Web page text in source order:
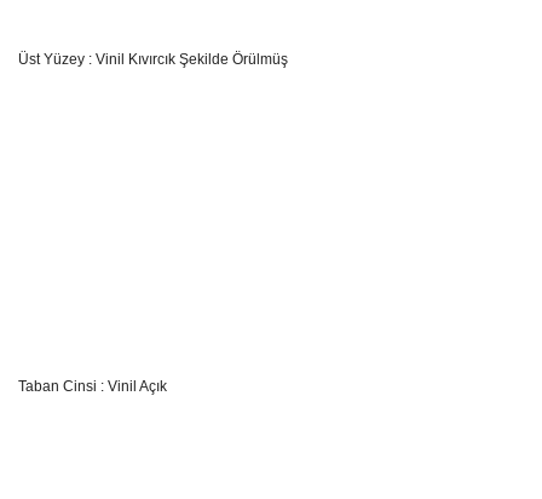
Üst Yüzey : Vinil Kıvırcık Şekilde Örülmüş
Taban Cinsi : Vinil Açık